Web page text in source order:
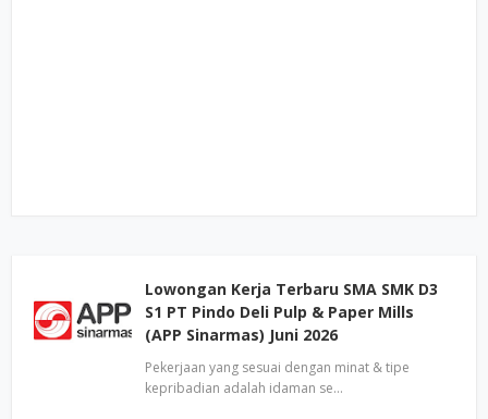
Lowongan Kerja Terbaru SMA SMK D3
S1 PT Pindo Deli Pulp & Paper Mills
(APP Sinarmas) Juni 2026
Pekerjaan yang sesuai dengan minat & tipe
kepribadian adalah idaman se…